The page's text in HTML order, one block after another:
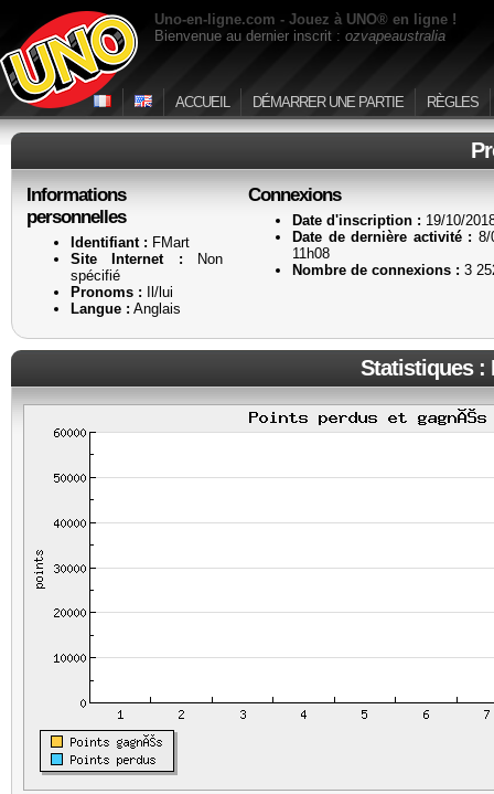
Uno-en-ligne.com - Jouez à UNO® en ligne !
Bienvenue au dernier inscrit : ozvapeaustralia
ACCUEIL DÉMARRER UNE PARTIE RÈGLES
Informations
personnelles
Identifiant : FMart
Site Internet : Non
spécifié
Pronoms : Il/lui
Langue : Anglais
Connexions
Date d'inscription : 19/10/
Date de dernière activité : 8/
11h08
Nombre de connexions : 3
Statistiques :